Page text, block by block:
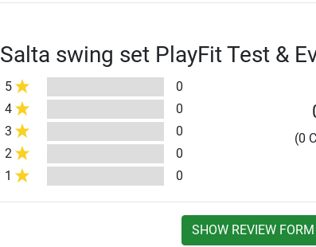
Salta swing set PlayFit Test &
5
0
4
0
3
0
2
0
1
0
(0
SHOW REVIEW FORM